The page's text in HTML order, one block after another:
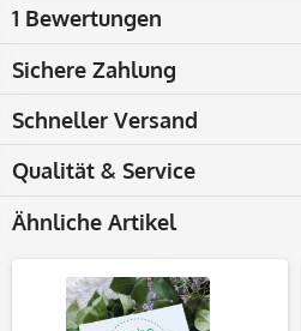
1 Bewertungen
Sichere Zahlung
Schneller Versand
Qualität & Service
Ähnliche Artikel